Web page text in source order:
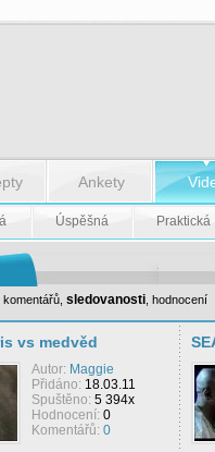
Ankety
Úspěšná Praktická
komentářů sledovanosti hodnocení
vs medvěd
Autor: Maggie
Přidáno: 18.03.11
Spuštěno: 5 394x
Hodnocení: 0
Komentářů: 0